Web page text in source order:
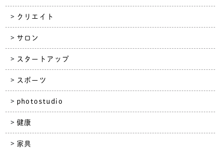
クリエイト
サロン
スタートアップ
スポーツ
photostudio
健康
家具